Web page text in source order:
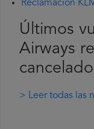
Reclamación
Últimos
Airways
> Leer todas las